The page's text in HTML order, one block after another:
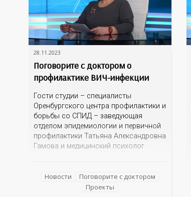
28.11.2023
Поговорите с доктором о
профилактике ВИЧ-инфекции
Гости студии – специалисты
Оренбургского центра профилактики и
борьбы со СПИД – заведующая
отделом эпидемиологии и первичной
профилактики Татьяна Александровна
Гамова и медицинский психолог
порождают небылицы, домыслы и
даже агрессию. Эксперты готовы
Новости
Поговорите с доктором
Проекты